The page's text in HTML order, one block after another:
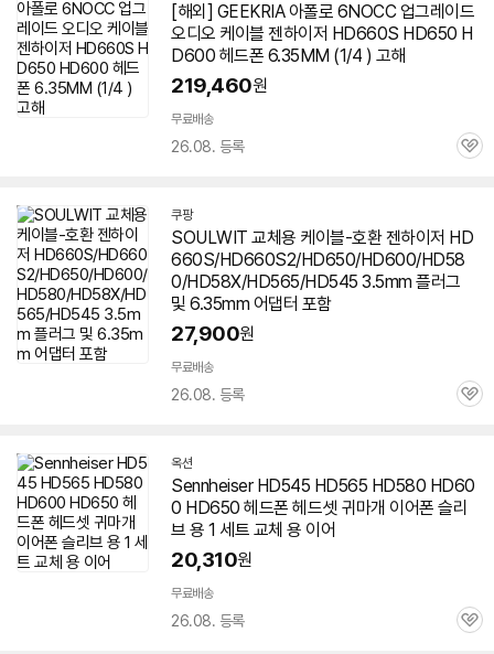
[해외] GEEKRIA 아폴로 6NOCC 업그레이드
오디오 케이블 젠하이저 HD660S HD650 H
D600 헤드폰 6.35MM (1/4 ) 고해
219,460원
무료배송
26.08. 등록
관
쿠팡
SOULWIT 교체용 케이블-호환 젠하이저 HD
660S/HD660S2/HD650/HD600/HD58
0/HD58X/HD565/HD545 3.5mm 플러그
및 6.35mm 어댑터 포함
27,900원
무료배송
26.08. 등록
관
옥션
Sennheiser HD545 HD565 HD580 HD60
0 HD650 헤드폰 헤드셋 귀마개 이어폰 슬리
브 용 1 세트 교체 용 이어
20,310원
무료배송
26.08. 등록
관